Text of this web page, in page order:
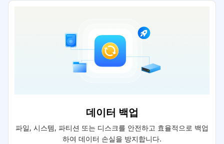
데이터 백업
파일, 시스템, 파티션 또는 디스크를 안전하고 효율적으로 백업
하여 데이터 손실을 방지합니다.